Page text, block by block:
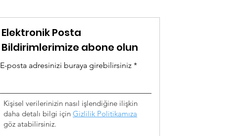
Elektronik Posta
Bildirimlerimize abone olun
E-posta adresinizi buraya girebilirsiniz
Kişisel verilerinizin nasıl işlendiğine ilişkin
daha detalı bilgi için Gizlilik Politikamıza
göz atabilirsiniz.